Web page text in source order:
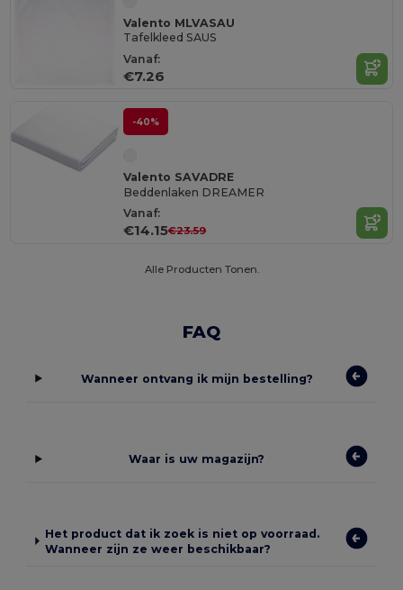
Valento MLVASAU
Tafelkleed SAUS
Vanaf:
€7.26
-40%
Valento SAVADRE
Beddenlaken DREAMER
Vanaf:
€14.15€23.59
Alle Producten Tonen.
FAQ
Wanneer ontvang ik mijn bestelling?
Waar is uw magazijn?
Het product dat ik zoek is niet op voorraad.
Wanneer zijn ze weer beschikbaar?